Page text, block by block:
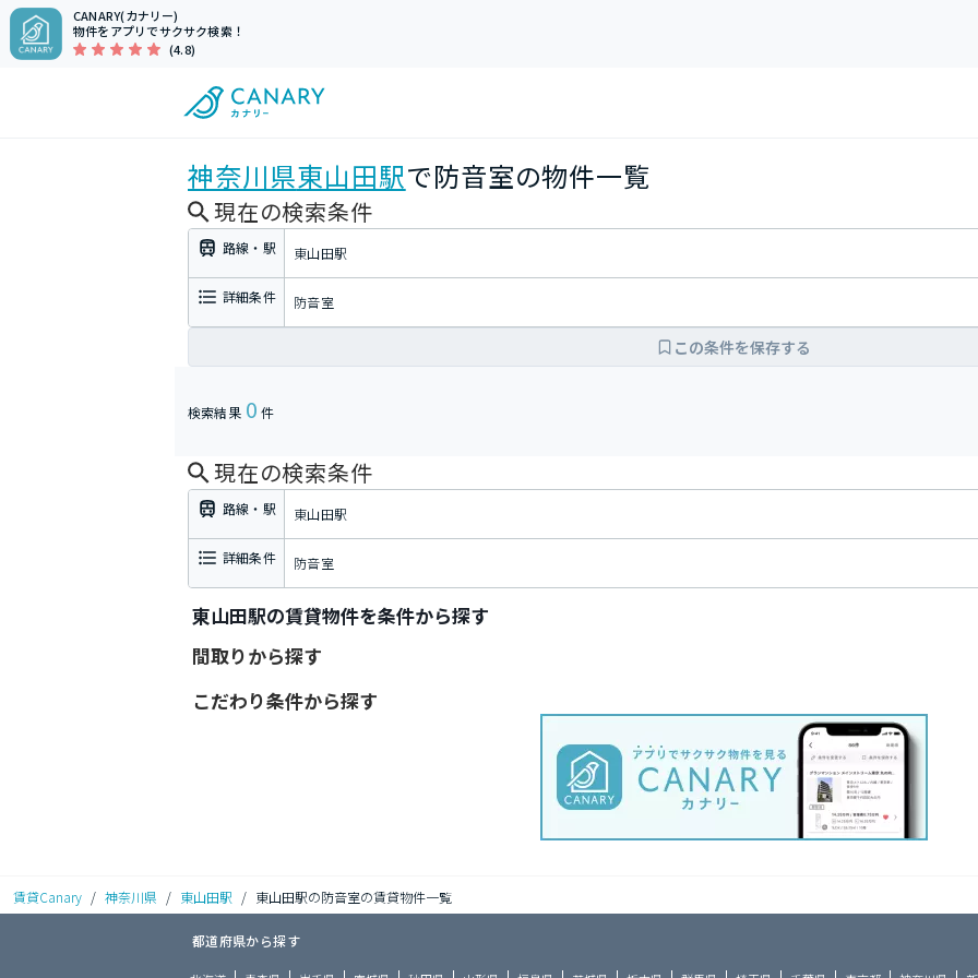
CANARY(カナリー)
物件をアプリでサクサク検索！
(4.8)
神奈川県東山田駅で防音室の物件一覧
現在の検索条件
路線・駅 東山田駅
詳細条件 防音室
この条件を保存する
検索結果 0 件
現在の検索条件
路線・駅 東山田駅
詳細条件 防音室
東山田駅の賃貸物件を条件から探す
間取りから探す
こだわり条件から探す
賃貸Canary / 神奈川県 / 東山田駅 / 東山田駅の防音室の賃貸物件一覧
都道府県から探す